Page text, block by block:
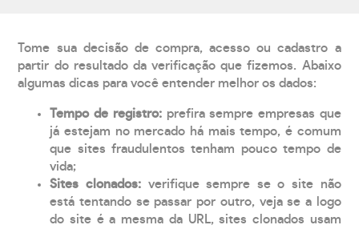
Tome sua decisão de compra, acesso ou cadastro a
partir do resultado da verificação que fizemos. Abaixo
algumas dicas para você entender melhor os dados:
Tempo de registro: prefira sempre empresas que
já estejam no mercado há mais tempo, é comum
que sites fraudulentos tenham pouco tempo de
vida;
Sites clonados: verifique sempre se o site não
está tentando se passar por outro, veja se a logo
do site é a mesma da URL, sites clonados usam